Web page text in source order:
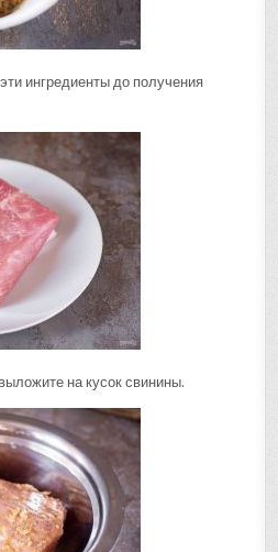
ингредиенты до получения
на кусок свинины.